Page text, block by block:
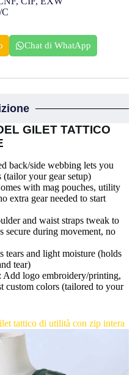
Chat di WhatApp
GILET TATTICO
back/side webbing lets you
(tailor your gear setup)
with mag pouches, utility
extra gear needed to start
and waist straps tweak to
secure during movement, no
tears and light moisture (holds
tear)
: Add logo embroidery/printing,
custom colors (tailored to your
tattico di utilità con zip intera